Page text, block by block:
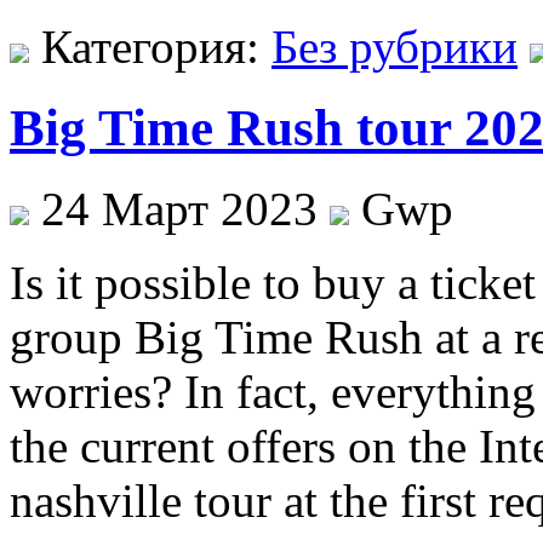
Категория: Без рубрики
Big Time Rush tour
24 Март 2023
Gwp
Is it possible to buy a
group Big Time Rush at a
worries? In fact,
the current offers on the
nashville tour at the first